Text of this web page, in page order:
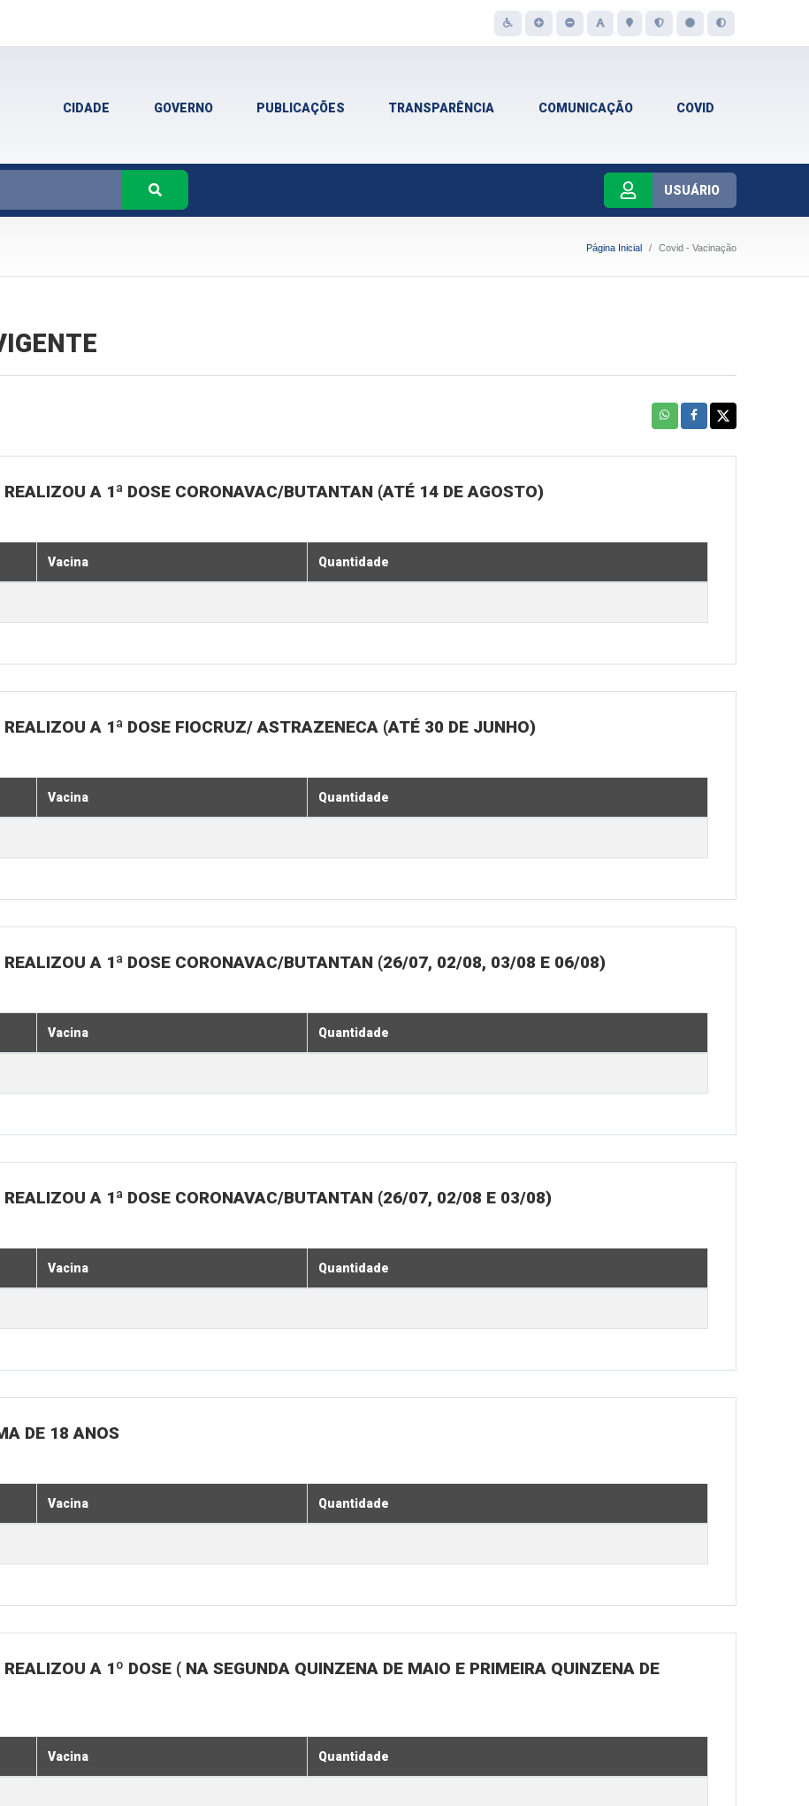
CIDADE GOVERNO PUBLICAÇÕES TRANSPARÊNCIA COMUNICAÇÃO COVID
USUÁRIO
Página Inicial Covid - Vacinação
A 1ª DOSE CORONAVAC/BUTANTAN (ATÉ 14 DE AGOSTO)
Vacina Quantidade
A 1ª DOSE FIOCRUZ/ ASTRAZENECA (ATÉ 30 DE JUNHO)
Vacina Quantidade
REALIZOU A 1ª DOSE CORONAVAC/BUTANTAN (26/07, 02/08, 03/08 E 06/08)
Vacina Quantidade
REALIZOU A 1ª DOSE CORONAVAC/BUTANTAN (26/07, 02/08 E 03/08)
Vacina Quantidade
DE 18 ANOS
Vacina Quantidade
A 1º DOSE ( NA SEGUNDA QUINZENA DE MAIO E PRIMEIRA QUINZENA DE
Vacina Quantidade